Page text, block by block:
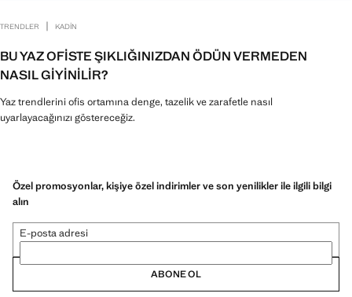
TRENDLER | KADIN
BU YAZ OFISTE ŞIKLIĞINIZDAN ÖDÜN VERMEDEN
NASIL GIYINILIR?
Yaz trendlerini ofis ortamına denge, tazelik ve zarafetle nasıl
uyarlayacağınızı göstereceğiz.
Özel promosyonlar, kişiye özel indirimler ve son yenilikler ile ilgili bilgi
alın
E-posta adresi
ABONE OL